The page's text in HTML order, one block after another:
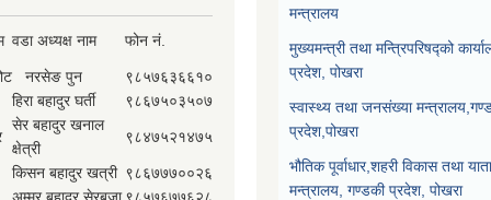
वडा अध्यक्ष नाम फोन नं.
नरसेङ पुन
९८५७६३६६१०
हिरा बहादुर घर्ती
९८६७५०३५०७
सेर बहादुर खनाल
क्षेत्री
९८४७५२१४७५
किसन बहादुर खत्री ९८६७७७००२६
अम्मर बहादुर सेरबुजा ९८५७६७७६२८
मन्त्रालय
मुख्यमन्त्री तथा मन्त्रिपरिषद्को
प्रदेश, पोखरा
स्वास्थ्य तथा जनसंख्या
प्रदेश,पोखरा
भौतिक पूर्वाधार,शहरी विकास तथा
मन्त्रालय, गण्डकी प्रदेश, पोखरा